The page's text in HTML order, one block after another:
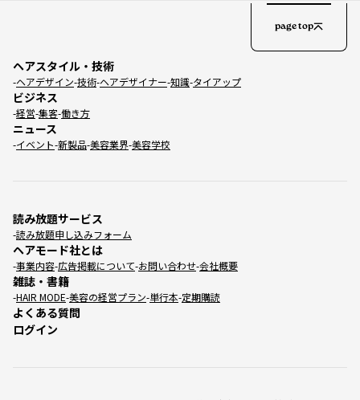
ヘアスタイル・技術
ヘアデザイン 技術 ヘアデザイナー 知識 タイアップ
ビジネス
経営 集客 働き方
ニュース
イベント 新製品 美容業界 美容学校
読み放題サービス
読み放題申し込みフォーム
ヘアモード社とは
事業内容 広告掲載について お問い合わせ 会社概要
雑誌・書籍
HAIR MODE 美容の経営プラン 単行本 定期購読
よくある質問
ログイン
page top